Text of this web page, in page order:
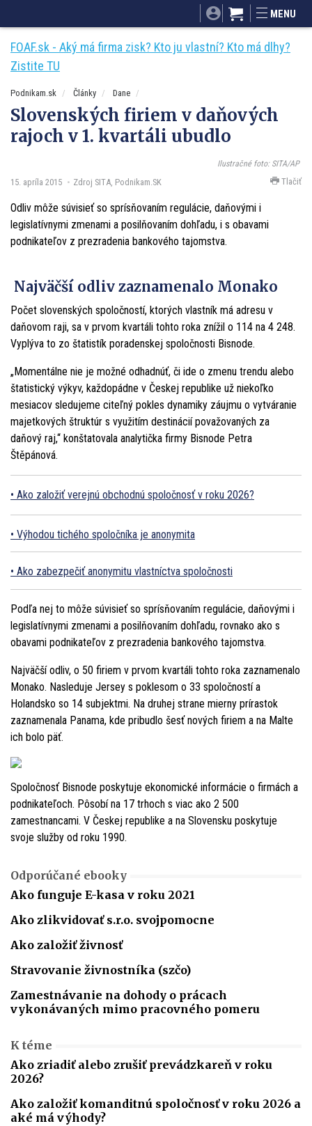
Mnamky-recepty.sk
MENU
FOAF.sk - Aký má firma zisk? Kto ju vlastní? Kto má dlhy?
Zistite TU
Podnikam.sk Články Dane
Slovenských firiem v daňových
rajoch v 1. kvartáli ubudlo
Ilustračné foto: SITA/AP
15. apríla 2015 Zdroj SITA, Podnikam.SK Tlačiť
Odliv môže súvisieť so sprísňovaním regulácie, daňovými i
legislatívnymi zmenami a posilňovaním dohľadu, i s obavami
podnikateľov z prezradenia bankového tajomstva.
Najväčší odliv zaznamenalo Monako
Počet slovenských spoločností, ktorých vlastník má adresu v
daňovom raji, sa v prvom kvartáli tohto roka znížil o 114 na 4 248.
Vyplýva to zo štatistík poradenskej spoločnosti Bisnode.
„Momentálne nie je možné odhadnúť, či ide o zmenu trendu alebo
štatistický výkyv, každopádne v Českej republike už niekoľko
mesiacov sledujeme citeľný pokles dynamiky záujmu o vytváranie
majetkových štruktúr s využitím destinácií považovaných za
daňový raj,“ konštatovala analytička firmy Bisnode Petra
Štěpánová.
Ako založiť verejnú obchodnú spoločnosť v roku 2026?
Výhodou tichého spoločníka je anonymita
Ako zabezpečiť anonymitu vlastníctva spoločnosti
Podľa nej to môže súvisieť so sprísňovaním regulácie, daňovými i
legislatívnymi zmenami a posilňovaním dohľadu, rovnako ako s
obavami podnikateľov z prezradenia bankového tajomstva.
Najväčší odliv, o 50 firiem v prvom kvartáli tohto roka zaznamenalo
Monako. Nasleduje Jersey s poklesom o 33 spoločností a
Holandsko so 14 subjektmi. Na druhej strane mierny prírastok
zaznamenala Panama, kde pribudlo šesť nových firiem a na Malte
ich bolo päť.
Spoločnosť Bisnode poskytuje ekonomické informácie o firmách a
podnikateľoch. Pôsobí na 17 trhoch s viac ako 2 500
zamestnancami. V Českej republike a na Slovensku poskytuje
svoje služby od roku 1990.
Odporúčané ebooky
Ako funguje E-kasa v roku 2021
Ako zlikvidovať s.r.o. svojpomocne
Ako založiť živnosť
Stravovanie živnostníka (szčo)
Zamestnávanie na dohody o prácach
vykonávaných mimo pracovného pomeru
K téme
Ako zriadiť alebo zrušiť prevádzkareň v roku
2026?
Ako založiť komanditnú spoločnosť v roku 2026 a
aké má výhody?